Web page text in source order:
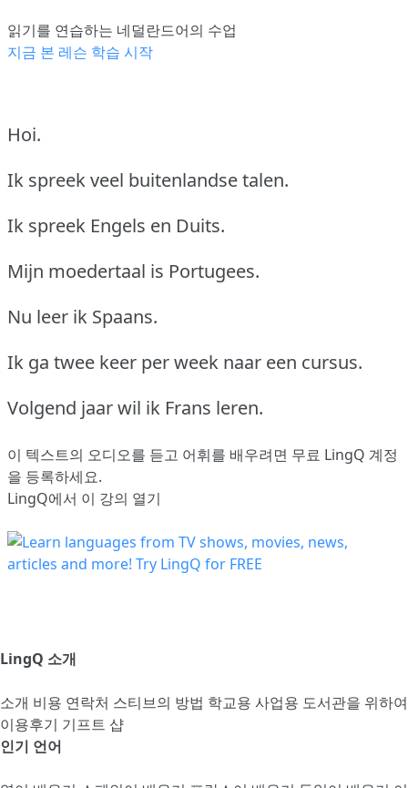
읽기를 연습하는 네덜란드어의 수업
지금 본 레슨 학습 시작
Hoi.
Ik spreek veel buitenlandse talen.
Ik spreek Engels en Duits.
Mijn moedertaal is Portugees.
Nu leer ik Spaans.
Ik ga twee keer per week naar een cursus.
Volgend jaar wil ik Frans leren.
이 텍스트의 오디오를 듣고 어휘를 배우려면 무료 LingQ 계정
을 등록하세요.
LingQ에서 이 강의 열기
LingQ 소개
소개 비용 연락처 스티브의 방법 학교용 사업용 도서관을 위하여
이용후기 기프트 샵
인기 언어